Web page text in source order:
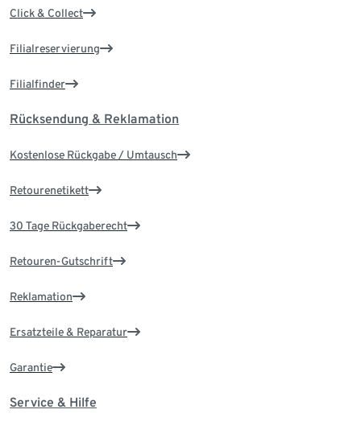
Click & Collect
Filialreservierung
Filialfinder
Rücksendung & Reklamation
Kostenlose Rückgabe / Umtausch
Retourenetikett
30 Tage Rückgaberecht
Retouren-Gutschrift
Reklamation
Ersatzteile & Reparatur
Garantie
Service & Hilfe